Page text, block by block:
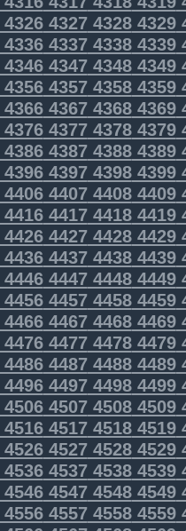
432743284329
433743384339
434743484349
435743584359
436743684369
437743784379
438743884389
439743984399
440744084409
441744184419
442744284429
443744384439
444744484449
445744584459
446744684469
447744784479
448744884489
449744984499
450745084509
451745184519
452745284529
453745384539
454745484549
455745584559